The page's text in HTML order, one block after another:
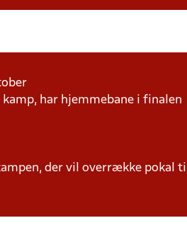
har hjemmebane i finalen
der vil overrække pokal